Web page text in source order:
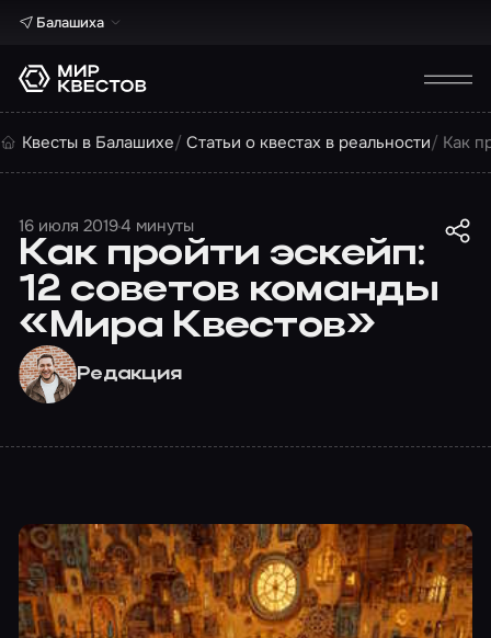
Балашиха
Квесты в Балашихе Статьи о квестах в реальности Как
16 июля 20194 минуты
Как пройти эскейп:
12 советов команды
«Мира Квестов»
Редакция